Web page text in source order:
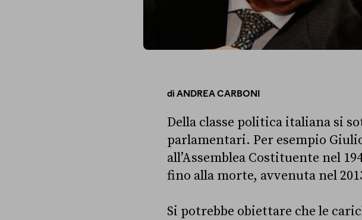
diANDREA CARBONI
Della classe politica italiana si
parlamentari. Per esempio
all’Assemblea Costituente nel
fino alla morte, avvenuta nel
Si potrebbe obiettare che le